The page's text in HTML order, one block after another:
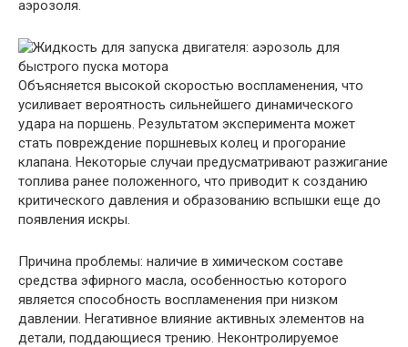
аэрозоля.
Объясняется высокой скоростью воспламенения, что
усиливает вероятность сильнейшего динамического
удара на поршень. Результатом эксперимента может
стать повреждение поршневых колец и прогорание
клапана. Некоторые случаи предусматривают разжигание
топлива ранее положенного, что приводит к созданию
критического давления и образованию вспышки еще до
появления искры.
Причина проблемы: наличие в химическом составе
средства эфирного масла, особенностью которого
является способность воспламенения при низком
давлении. Негативное влияние активных элементов на
детали, поддающиеся трению. Неконтролируемое